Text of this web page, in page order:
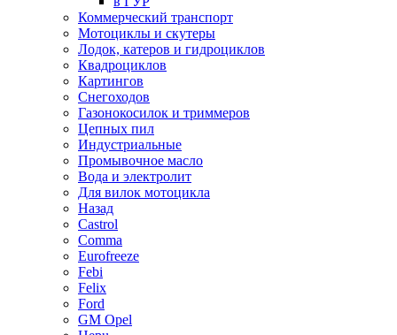
Коммерческий транспорт
Мотоциклы и скутеры
Лодок, катеров и гидроциклов
Квадроциклов
Картингов
Снегоходов
Газонокосилок и триммеров
Цепных пил
Индустриальные
Промывочное масло
Вода и электролит
Для вилок мотоцикла
Назад
Castrol
Comma
Eurofreeze
Febi
Felix
Ford
GM Opel